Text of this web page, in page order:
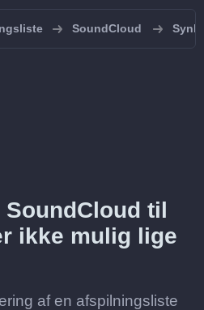
SoundCloud
til
ikke mulig lige
af en afspilningsliste